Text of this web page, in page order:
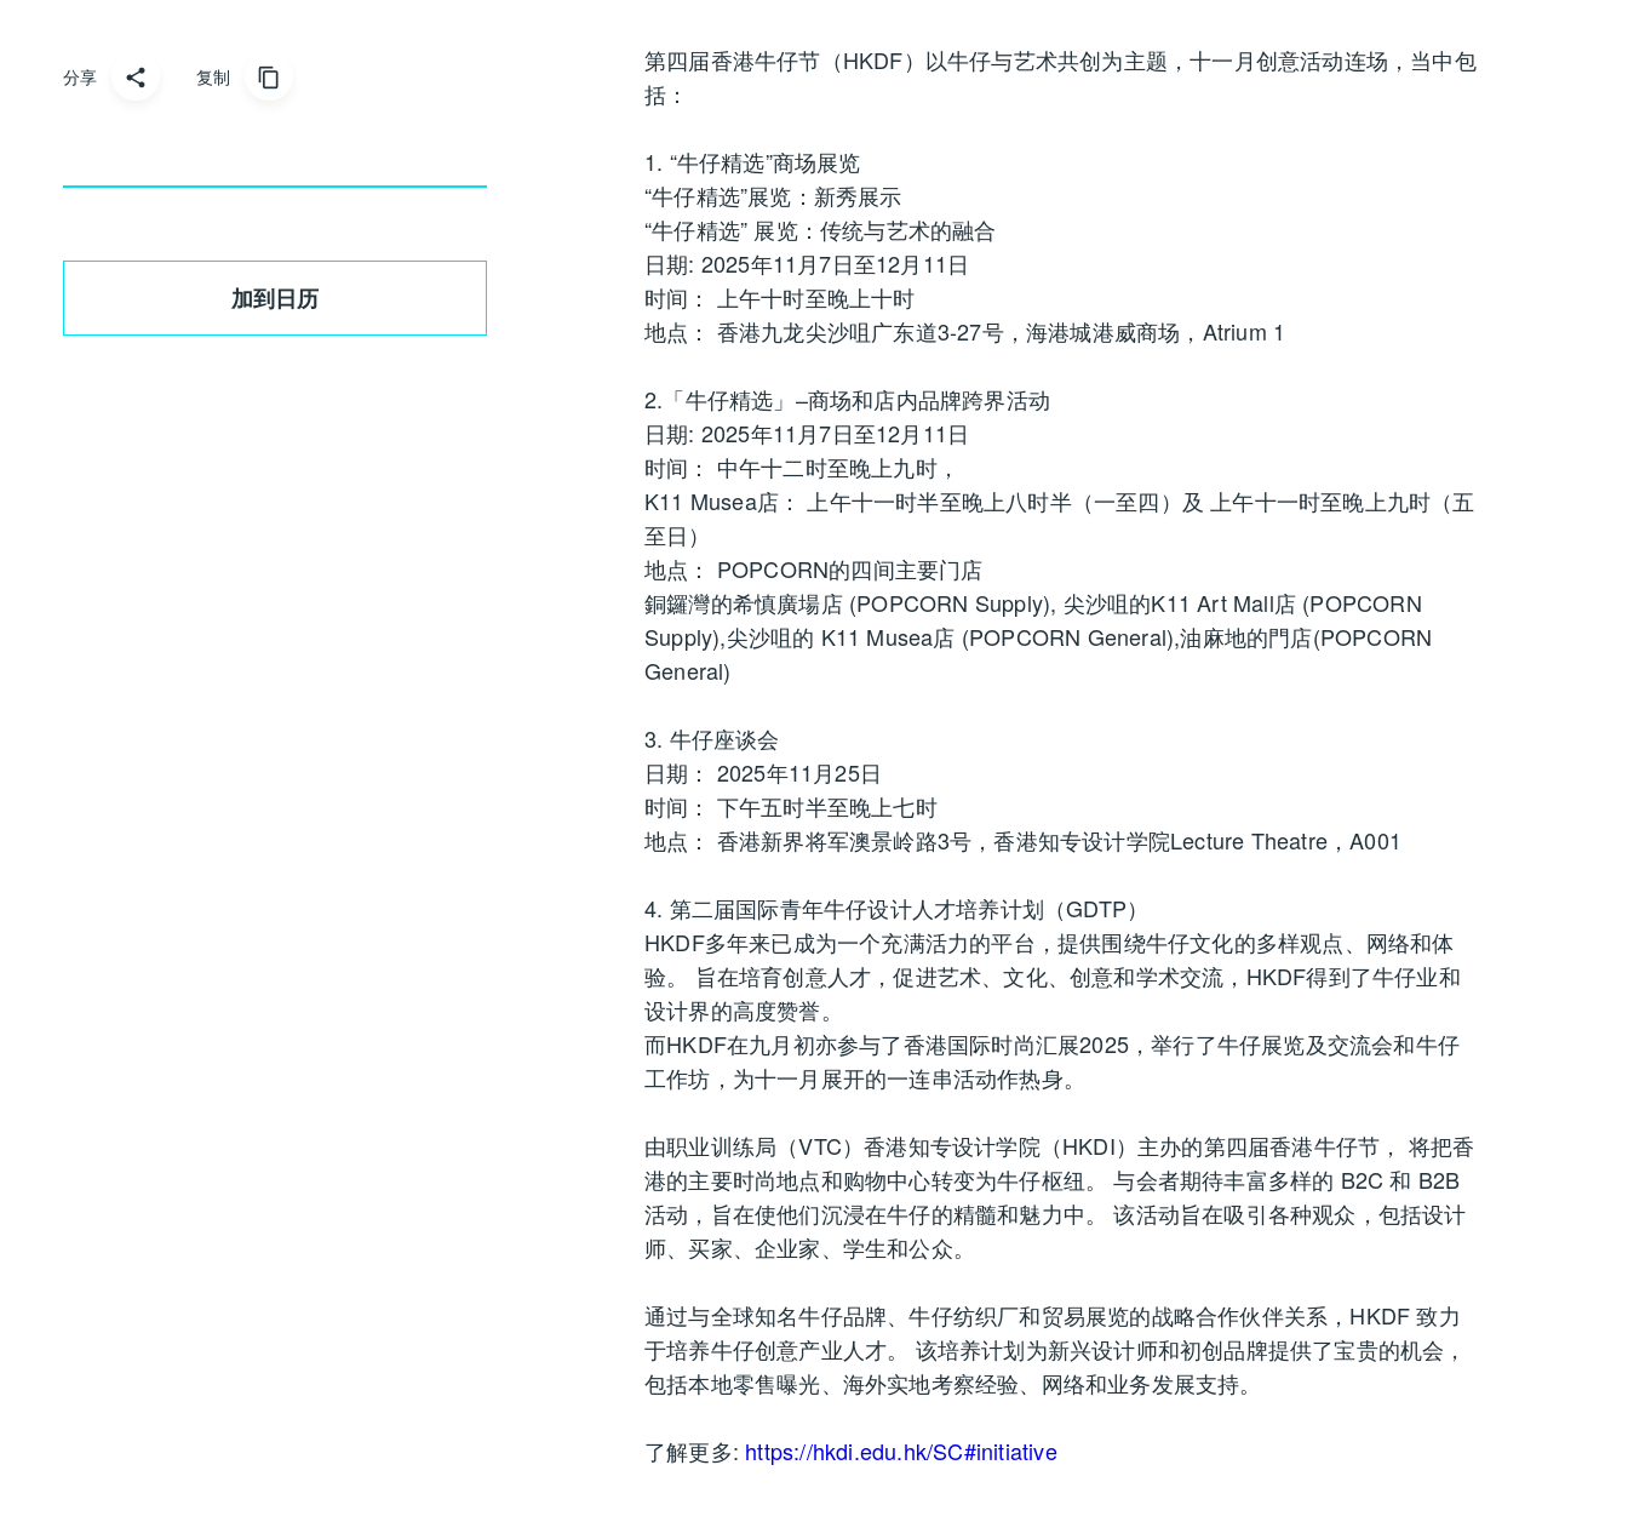
分享 复制
加到日历
第四届香港牛仔节（HKDF）以牛仔与艺术共创为主题，十一月创意活动连场，当中包
括：
1. “牛仔精选”商场展览
“牛仔精选”展览：新秀展示
“牛仔精选” 展览：传统与艺术的融合
日期: 2025年11月7日至12月11日
时间： 上午十时至晚上十时
地点： 香港九龙尖沙咀广东道3-27号，海港城港威商场，Atrium 1
2.「牛仔精选」–商场和店内品牌跨界活动
日期: 2025年11月7日至12月11日
时间： 中午十二时至晚上九时，
K11 Musea店： 上午十一时半至晚上八时半（一至四）及 上午十一时至晚上九时（五
至日）
地点： POPCORN的四间主要门店
銅鑼灣的希慎廣場店 (POPCORN Supply), 尖沙咀的K11 Art Mall店 (POPCORN
Supply),尖沙咀的 K11 Musea店 (POPCORN General),油麻地的門店(POPCORN
General)
3. 牛仔座谈会
日期： 2025年11月25日
时间： 下午五时半至晚上七时
地点： 香港新界将军澳景岭路3号，香港知专设计学院Lecture Theatre，A001
4. 第二届国际青年牛仔设计人才培养计划（GDTP）
HKDF多年来已成为一个充满活力的平台，提供围绕牛仔文化的多样观点、网络和体
验。 旨在培育创意人才，促进艺术、文化、创意和学术交流，HKDF得到了牛仔业和
设计界的高度赞誉。
而HKDF在九月初亦参与了香港国际时尚汇展2025，举行了牛仔展览及交流会和牛仔
工作坊，为十一月展开的一连串活动作热身。
由职业训练局（VTC）香港知专设计学院（HKDI）主办的第四届香港牛仔节， 将把香
港的主要时尚地点和购物中心转变为牛仔枢纽。 与会者期待丰富多样的 B2C 和 B2B
活动，旨在使他们沉浸在牛仔的精髓和魅力中。 该活动旨在吸引各种观众，包括设计
师、买家、企业家、学生和公众。
通过与全球知名牛仔品牌、牛仔纺织厂和贸易展览的战略合作伙伴关系，HKDF 致力
于培养牛仔创意产业人才。 该培养计划为新兴设计师和初创品牌提供了宝贵的机会，
包括本地零售曝光、海外实地考察经验、网络和业务发展支持。
了解更多: https://hkdi.edu.hk/SC#initiative